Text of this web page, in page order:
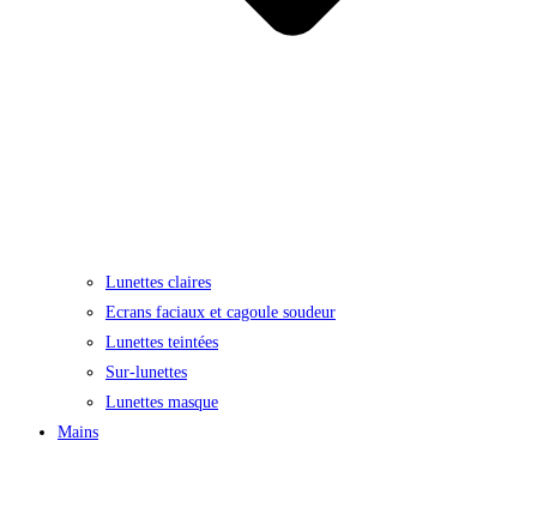
Lunettes claires
Ecrans faciaux et cagoule soudeur
Lunettes teintées
Sur-lunettes
Lunettes masque
Mains